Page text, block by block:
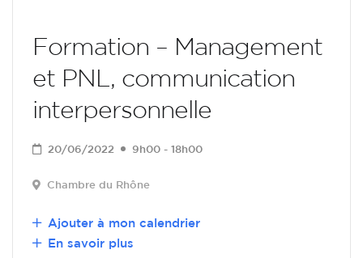
Formation – Management
et PNL, communication
interpersonnelle
20/06/2022 9h00 - 18h00
Chambre du Rhône
Ajouter à mon calendrier
En savoir plus